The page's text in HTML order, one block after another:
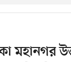
মহানগর